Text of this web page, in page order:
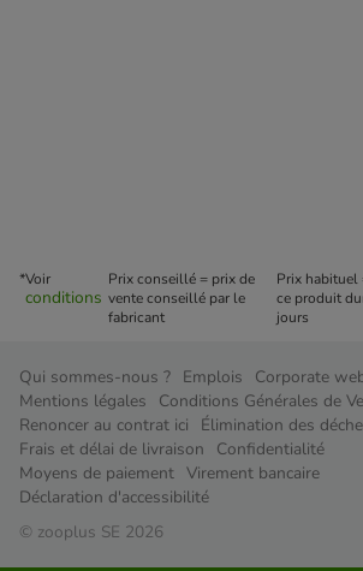
*Voir
conditions
Prix conseillé = prix de
vente conseillé par le
fabricant
Prix habituel
ce produit
jours
Qui sommes-nous ? Emplois
Corporate
Mentions légales
Conditions Générales de
Renoncer au contrat ici
Élimination des
Frais et délai de livraison
Confidentialité
Moyens de paiement Virement bancaire
Déclaration d'accessibilité
© zooplus SE 2026